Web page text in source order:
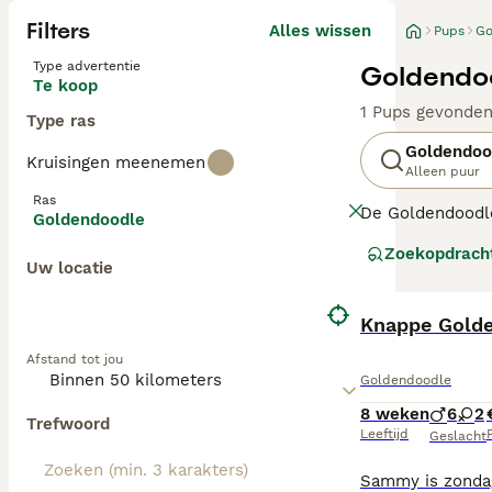
Filters Alles wissen
Type advertentie
Te koop
Type ras
Kruisingen meenemen
Ras
Goldendoodle
Uw locatie
Afstand tot jou
Trefwoord
Pups
1 Pups gevonden
Alleen puur
De
sterk variëren
ze vaker een
Ongeacht de
regelmatige
Knappe
Goldendoodle
8 weken
Leeftijd
6 2
Geslacht